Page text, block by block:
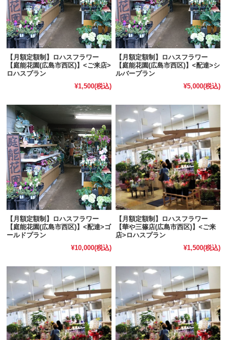
【月額定額制】ロハスフラワー
【庭能花園(広島市西区)】<ご来店>
ロハスプラン
¥1,500(税込)
【月額定額制】ロハスフラワー
【庭能花園(広島市西区)】<配達>シ
ルバープラン
¥5,000(税込)
【月額定額制】ロハスフラワー
【庭能花園(広島市西区)】<配達>ゴ
ールドプラン
¥10,000(税込)
【月額定額制】ロハスフラワー
【華や三篠店(広島市西区)】<ご来
店>ロハスプラン
¥1,500(税込)